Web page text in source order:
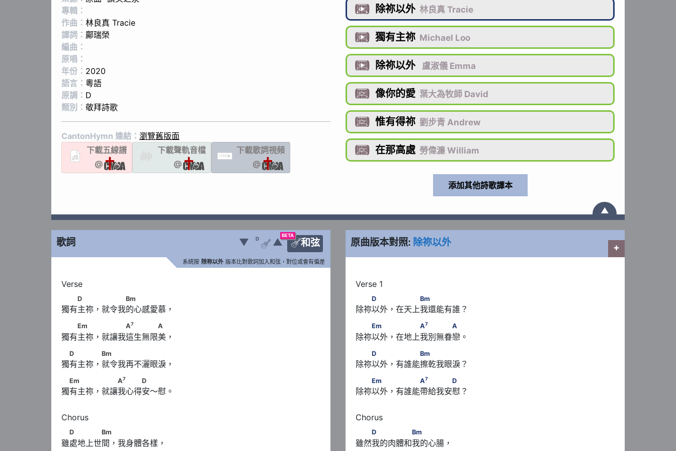
專輯：
作曲： 林良真 Tracie
譯詞： 鄺瑞榮
編曲：
原唱：
年份： 2020
語言： 粵語
原調： D
類別： 敬拜詩歌
CantonHymn 連結： 瀏覽舊版面
下載五線譜
@
下載聲軌音檔
@
LYRIC
下載歌詞視頻
@
 除祢以外 林良真 Tracie
 獨有主祢 Michael Loo
 除祢以外 盧淑儀 Emma
 像你的愛 葉大為牧師 David
 惟有得祢 劉步青 Andrew
 在那高處 勞偉濂 William
▲
歌詞
BETA
和弦
▼ D
 ▲ 原曲版本對照: 除祢以外 +
系統按 除祢以外 版本比對歌詞加入和弦，對位或會有偏差
D　　 　　　Bm
D Bm
獨有主祢，就令我的心感愛慕，
Em　　 　　　A
A
Em A7 A
獨有主祢，就讓我這生無限美，
D　　　 Bm
D Bm
獨有主祢，就令我再不灑眼淚，
Em　　　 　　A
D
Em A7 D
獨有主祢，就讓我心得安～慰。
D　　　　Bm
D Bm
雖處地上世間，我身體各樣，
D　　 　　　Bm
D Bm
除祢以外，在天上我還能有誰？
Em　　 　　　A
A
Em A7 A
除祢以外，在地上我別無眷戀。
D　　 　　　Bm
D Bm
除祢以外，有誰能擦乾我眼淚？
Em　　 　　　A
D
Em A7 D
除祢以外，有誰能帶給我安慰？
D　　　　　Bm
D Bm
雖然我的肉體和我的心腸，